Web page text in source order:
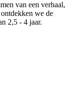
van een verhaal,
we de
2,5 - 4 jaar.